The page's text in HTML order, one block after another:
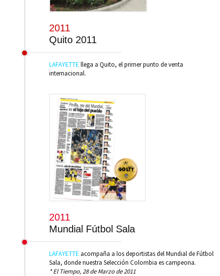
2011
Quito 2011
LAFAYETTE llega a Quito, el primer punto de venta
internacional.
2011
Mundial Fútbol Sala
LAFAYETTE acompaña a los deportistas del Mundial de Fútbol
Sala, donde nuestra Selección Colombia es campeona.
* El Tiempo, 28 de Marzo de 2011